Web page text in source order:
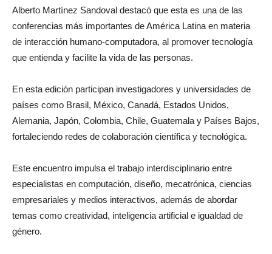
Alberto Martínez Sandoval destacó que esta es una de las
conferencias más importantes de América Latina en materia
de interacción humano-computadora, al promover tecnología
que entienda y facilite la vida de las personas.
En esta edición participan investigadores y universidades de
países como Brasil, México, Canadá, Estados Unidos,
Alemania, Japón, Colombia, Chile, Guatemala y Países Bajos,
fortaleciendo redes de colaboración científica y tecnológica.
Este encuentro impulsa el trabajo interdisciplinario entre
especialistas en computación, diseño, mecatrónica, ciencias
empresariales y medios interactivos, además de abordar
temas como creatividad, inteligencia artificial e igualdad de
género.